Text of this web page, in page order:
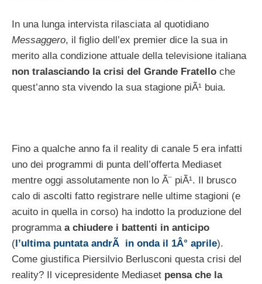
In una lunga intervista rilasciata al quotidiano
Messaggero, il figlio dell’ex premier dice la sua in
merito alla condizione attuale della televisione italiana
non tralasciando la crisi del Grande Fratello che
quest’anno sta vivendo la sua stagione piÃ¹ buia.
Fino a qualche anno fa il reality di canale 5 era infatti
uno dei programmi di punta dell’offerta Mediaset
mentre oggi assolutamente non lo Ã¨ piÃ¹. Il brusco
calo di ascolti fatto registrare nelle ultime stagioni (e
acuito in quella in corso) ha indotto la produzione del
programma a chiudere i battenti in anticipo
(l’ultima puntata andrÃ in onda il 1Â° aprile).
Come giustifica Piersilvio Berlusconi questa crisi del
reality? Il vicepresidente Mediaset pensa che la